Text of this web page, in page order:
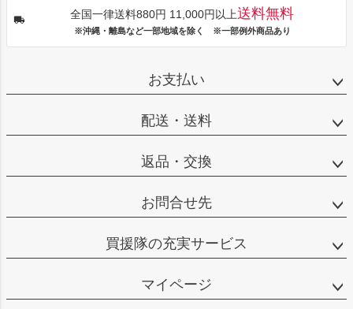
全国一律送料880円 11,000円以上送料無料
※沖縄・離島など一部地域を除く ※一部例外商品あり
お支払い
配送・送料
返品・交換
お問合せ先
買援隊の充実サービス
マイページ